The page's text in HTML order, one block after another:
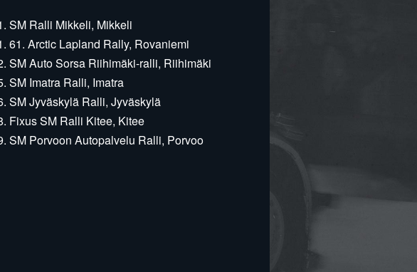
SM Ralli Mikkeli, Mikkeli
61. Arctic Lapland Rally, Rovaniemi
SM Auto Sorsa Riihimäki-ralli, Riihimäki
SM Imatra Ralli, Imatra
SM Jyväskylä Ralli, Jyväskylä
Fixus SM Ralli Kitee, Kitee
SM Porvoon Autopalvelu Ralli, Porvoo